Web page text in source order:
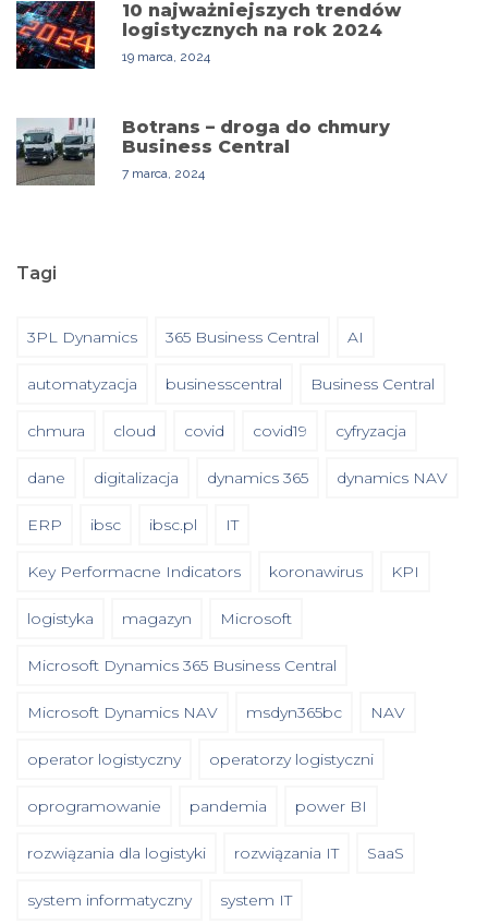
10 najważniejszych trendów
logistycznych na rok 2024
19 marca, 2024
Botrans – droga do chmury
Business Central
7 marca, 2024
Tagi
3PL Dynamics 365 Business Central AI
automatyzacja businesscentral Business Central
chmura cloud covid covid19 cyfryzacja
dane digitalizacja dynamics 365 dynamics NAV
ERP ibsc ibsc.pl IT
Key Performacne Indicators koronawirus KPI
logistyka magazyn Microsoft
Microsoft Dynamics 365 Business Central
Microsoft Dynamics NAV msdyn365bc NAV
operator logistyczny operatorzy logistyczni
oprogramowanie pandemia power BI
rozwiązania dla logistyki rozwiązania IT SaaS
system informatyczny system IT